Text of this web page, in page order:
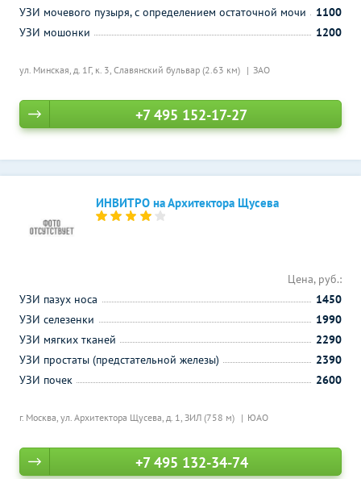
ул. Минская, д. 1Г, к. 3, Славянский бульвар (2.63 км) ЗАО
УЗИ мочевого пузыря, с определением остаточной мочи
1100
УЗИ мошонки
1200
+7 495 152-17-27
ИНВИТРО на Архитектора Щусева
г. Москва, ул. Архитектора Щусева, д. 1, ЗИЛ (758 м) ЮАО
Цена, руб.:
УЗИ пазух носа
1450
УЗИ селезенки
1990
УЗИ мягких тканей
2290
УЗИ простаты (предстательной железы)
2390
УЗИ почек
2600
+7 495 132-34-74